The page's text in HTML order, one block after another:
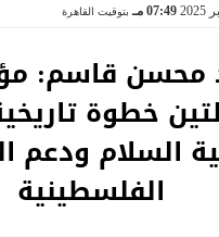
07:49 مـ بتوقيت القاهرة
محسن قاسم:
خطوة
السلام ودعم
الفلسطينية